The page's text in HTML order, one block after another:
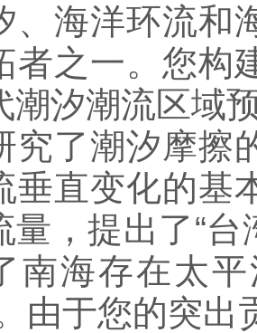
、海洋环流和
者之一。您构
潮汐潮流区域
究了潮汐摩擦
垂直变化的基
量，提出了“
南海存在太
由于您的突